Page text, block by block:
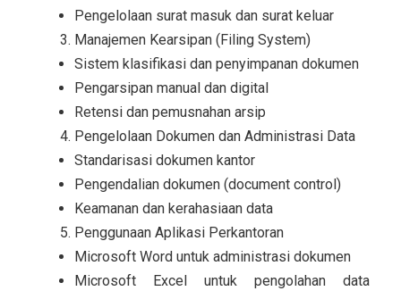
Pengelolaan surat masuk dan surat keluar
Manajemen Kearsipan (Filing System)
Sistem klasifikasi dan penyimpanan dokumen
Pengarsipan manual dan digital
Retensi dan pemusnahan arsip
Pengelolaan Dokumen dan Administrasi Data
Standarisasi dokumen kantor
Pengendalian dokumen (document control)
Keamanan dan kerahasiaan data
Penggunaan Aplikasi Perkantoran
Microsoft Word untuk administrasi dokumen
Microsoft Excel untuk pengolahan data